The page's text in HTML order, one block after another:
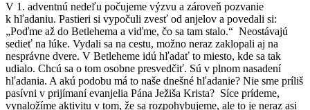
V 1. adventnú nedeľu počujeme výzvu a zároveň pozvanie
k hľadaniu. Pastieri si vypočuli zvesť od anjelov a povedali si:
„Poďme až do Betlehema a viďme, čo sa tam stalo.“ Neostávajú
sedieť na lúke. Vydali sa na cestu, možno neraz zaklopali aj na
nesprávne dvere. V Betleheme idú hľadať to miesto, kde sa tak
udialo. Chcú sa o tom osobne presvedčiť. Sú v plnom nasadení
hľadania. A akú podobu má to naše dnešné hľadanie? Nie sme príliš
pasívni v prijímaní evanjelia Pána Ježiša Krista? Síce prídeme,
vynaložíme aktivitu v tom, že sa rozpohybujeme, ale to je neraz asi